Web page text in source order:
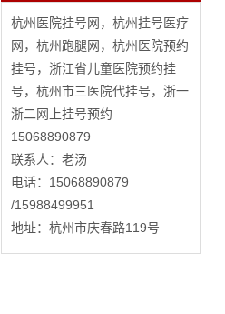
杭州医院挂号网，杭州挂号医疗
网，杭州跑腿网，杭州医院预约
挂号，浙江省儿童医院预约挂
号，杭州市三医院代挂号，浙一
浙二网上挂号预约
15068890879
联系人：老汤
电话：15068890879
/15988499951
地址：杭州市庆春路119号